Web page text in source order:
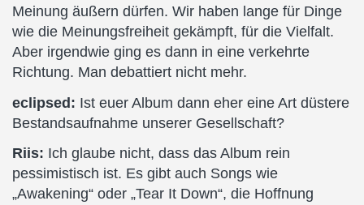
Meinung äußern dürfen. Wir haben lange für Dinge
wie die Meinungsfreiheit gekämpft, für die Vielfalt.
Aber irgendwie ging es dann in eine verkehrte
Richtung. Man debattiert nicht mehr.
eclipsed: Ist euer Album dann eher eine Art düstere
Bestandsaufnahme unserer Gesellschaft?
Riis: Ich glaube nicht, dass das Album rein
pessimistisch ist. Es gibt auch Songs wie
„Awakening“ oder „Tear It Down“, die Hoffnung